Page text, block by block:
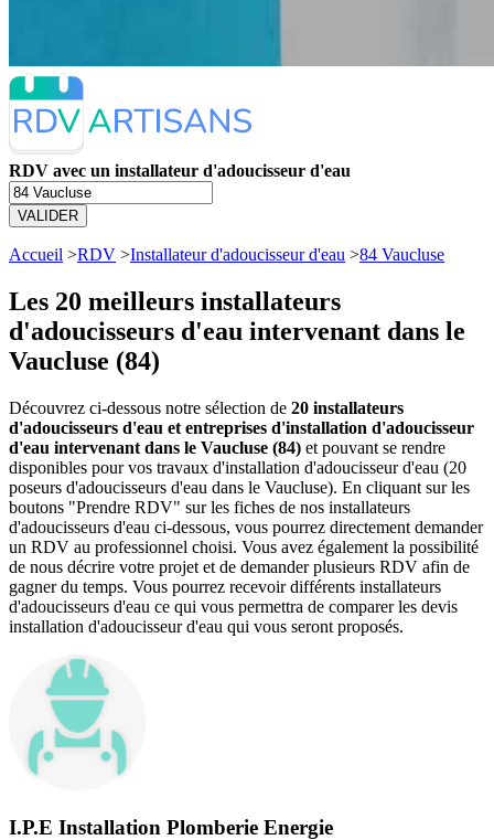
RDV avec un installateur d'adoucisseur d'eau
VALIDER
Accueil >RDV >Installateur d'adoucisseur d'eau >84 Vaucluse
Les 20 meilleurs installateurs
d'adoucisseurs d'eau intervenant dans le
Vaucluse (84)
Découvrez ci-dessous notre sélection de 20 installateurs
d'adoucisseurs d'eau et entreprises d'installation d'adoucisseur
d'eau intervenant dans le Vaucluse (84) et pouvant se rendre
disponibles pour vos travaux d'installation d'adoucisseur d'eau (20
poseurs d'adoucisseurs d'eau dans le Vaucluse). En cliquant sur les
boutons "Prendre RDV" sur les fiches de nos installateurs
d'adoucisseurs d'eau ci-dessous, vous pourrez directement demander
un RDV au professionnel choisi. Vous avez également la possibilité
de nous décrire votre projet et de demander plusieurs RDV afin de
gagner du temps. Vous pourrez recevoir différents installateurs
d'adoucisseurs d'eau ce qui vous permettra de comparer les devis
installation d'adoucisseur d'eau qui vous seront proposés.
I.P.E Installation Plomberie Energie